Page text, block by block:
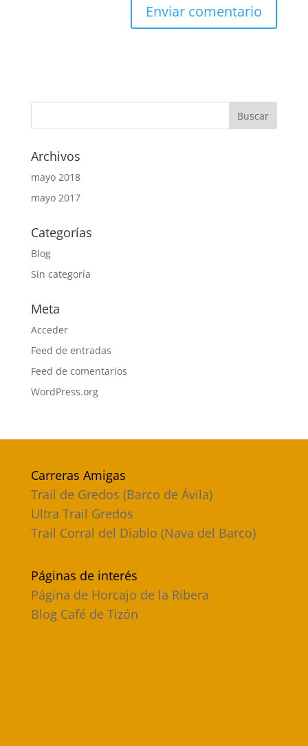
Archivos
mayo 2018
mayo 2017
Categorías
Blog
Sin categoría
Meta
Acceder
Feed de entradas
Feed de comentarios
WordPress.org
Carreras Amigas
Trail de Gredos (Barco de Ávila)
Ultra Trail Gredos
Trail Corral del Diablo (Nava del Barco)
Páginas de interés
Página de Horcajo de la Ribera
Blog Café de Tizón